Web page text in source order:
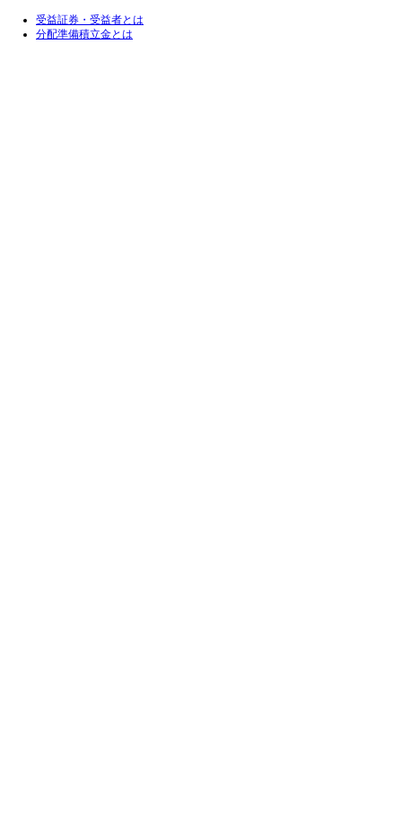
受益証券・受益者とは
分配準備積立金とは